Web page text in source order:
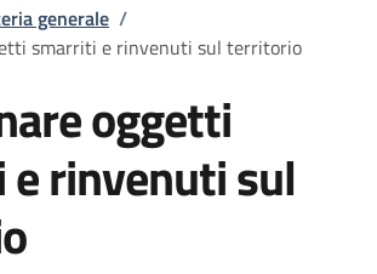
pane
generale /
smarriti e rinvenuti sul territorio
oggetti
rinvenuti sul